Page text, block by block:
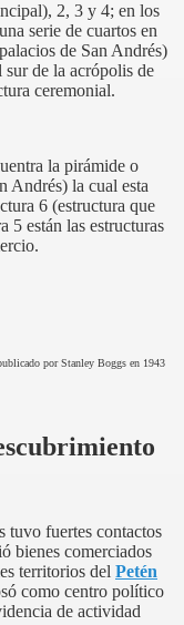
2, 3 y 4; en los
serie de cuartos en
de San Andrés)
sur de la acrópolis de
ceremonial.
la pirámide o
Andrés) la cual esta
6 (estructura que
5 están las estructuras
por Stanley Boggs en 1943
tuvo fuertes contactos
bienes comerciados
territorios del Petén
como centro político
de actividad